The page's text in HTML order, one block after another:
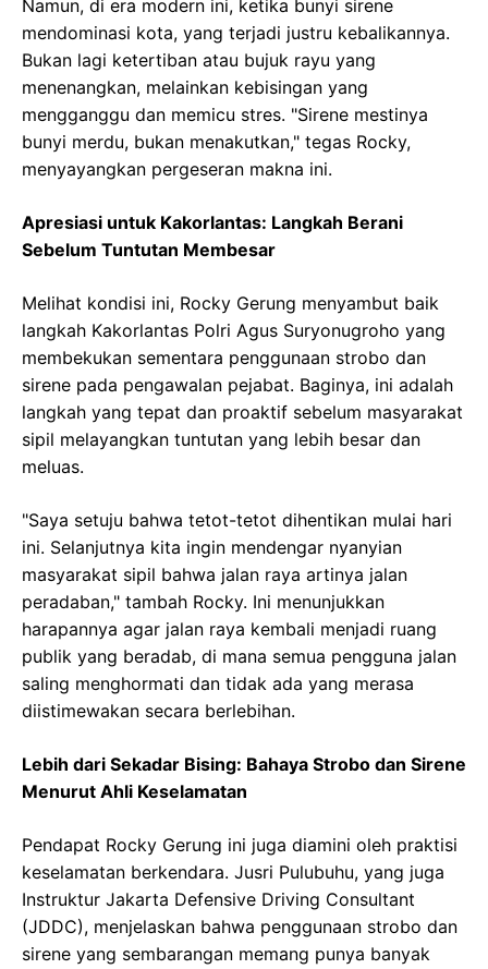
Namun, di era modern ini, ketika bunyi sirene
mendominasi kota, yang terjadi justru kebalikannya.
Bukan lagi ketertiban atau bujuk rayu yang
menenangkan, melainkan kebisingan yang
mengganggu dan memicu stres. "Sirene mestinya
bunyi merdu, bukan menakutkan," tegas Rocky,
menyayangkan pergeseran makna ini.
Apresiasi untuk Kakorlantas: Langkah Berani
Sebelum Tuntutan Membesar
Melihat kondisi ini, Rocky Gerung menyambut baik
langkah Kakorlantas Polri Agus Suryonugroho yang
membekukan sementara penggunaan strobo dan
sirene pada pengawalan pejabat. Baginya, ini adalah
langkah yang tepat dan proaktif sebelum masyarakat
sipil melayangkan tuntutan yang lebih besar dan
meluas.
"Saya setuju bahwa tetot-tetot dihentikan mulai hari
ini. Selanjutnya kita ingin mendengar nyanyian
masyarakat sipil bahwa jalan raya artinya jalan
peradaban," tambah Rocky. Ini menunjukkan
harapannya agar jalan raya kembali menjadi ruang
publik yang beradab, di mana semua pengguna jalan
saling menghormati dan tidak ada yang merasa
diistimewakan secara berlebihan.
Lebih dari Sekadar Bising: Bahaya Strobo dan Sirene
Menurut Ahli Keselamatan
Pendapat Rocky Gerung ini juga diamini oleh praktisi
keselamatan berkendara. Jusri Pulubuhu, yang juga
Instruktur Jakarta Defensive Driving Consultant
(JDDC), menjelaskan bahwa penggunaan strobo dan
sirene yang sembarangan memang punya banyak